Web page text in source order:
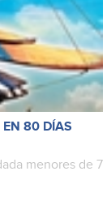
80 DÍAS
menores de 7